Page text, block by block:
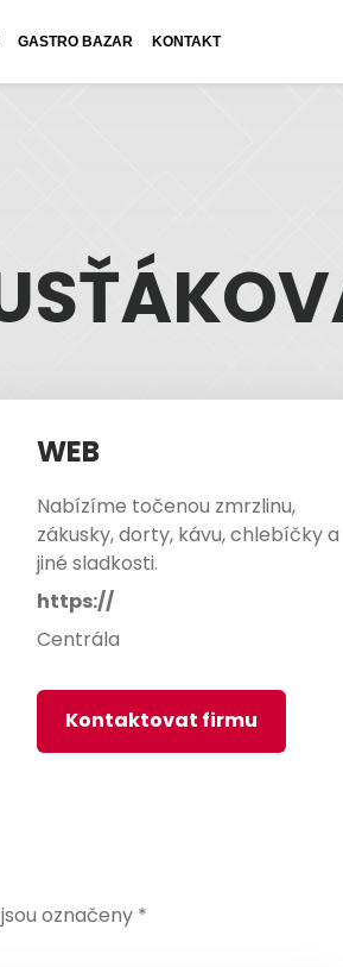
GASTRO BAZAR KONTAKT
WEB
Nabízíme točenou zmrzlinu,
zákusky, dorty, kávu, chlebíčky a
jiné sladkosti.
https://
Centrála
Kontaktovat firmu
označeny *